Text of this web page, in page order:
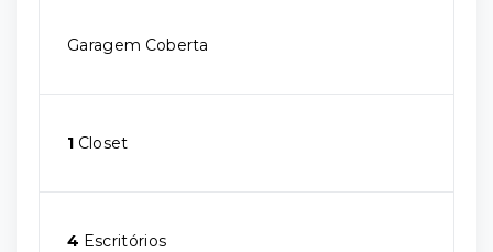
Garagem Coberta
1 Closet
4 Escritórios